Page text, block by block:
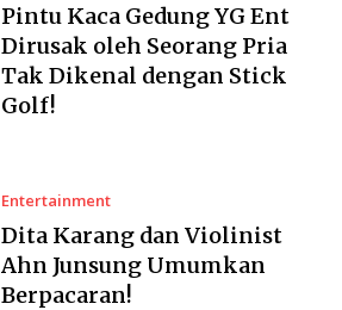
Pintu Kaca Gedung YG Ent
Dirusak oleh Seorang Pria
Tak Dikenal dengan Stick
Golf!
Entertainment
Dita Karang dan Violinist
Ahn Junsung Umumkan
Berpacaran!